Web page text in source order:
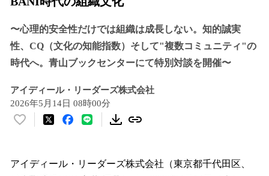
〜心理的安全性だけでは組織は成長しない。知的誠実
性、CQ（文化の知能指数）そして"複数コミュニティ"の
時代へ。青山ブックセンターにて特別対談を開催〜
アイディール・リーダーズ株式会社
2026年5月14日 08時00分
い
！
アイディール・リーダーズ株式会社（東京都千代田区、